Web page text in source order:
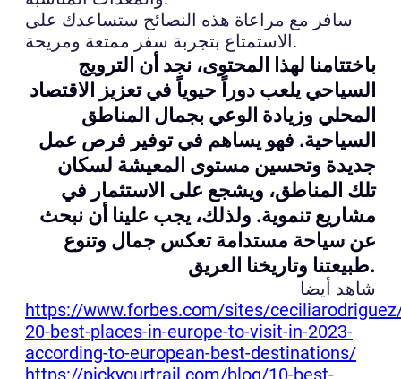
سافر مع مراعاة هذه النصائح ستساعدك على
الاستمتاع بتجربة سفر ممتعة ومريحة.
باختتامنا لهذا المحتوى، نجد أن الترويج
السياحي يلعب دوراً حيوياً في تعزيز الاقتصاد
المحلي وزيادة الوعي بجمال المناطق
السياحية. فهو يساهم في توفير فرص عمل
جديدة وتحسين مستوى المعيشة لسكان
تلك المناطق، ويشجع على الاستثمار في
مشاريع تنموية. ولذلك، يجب علينا أن نبحث
عن سياحة مستدامة تعكس جمال وتنوع
طبيعتنا وتاريخنا العريق.
شاهد أيضا
https://www.forbes.com/sites/
20-best-places-in-europe-to-visit-in-2023-
according-to-european-best-destinations/
https://pickyourtrail.com/blog/10-best-